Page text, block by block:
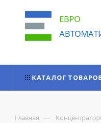
ЕВРО
КАТАЛОГ
Главная —